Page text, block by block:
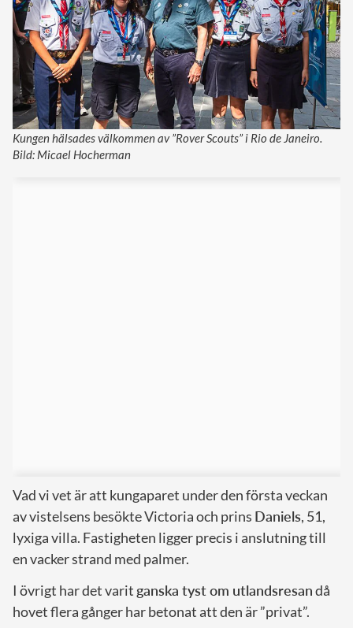
Kungen hälsades välkommen av ”Rover Scouts” i Rio de Janeiro.
Bild: Micael Hocherman
Vad vi vet är att kungaparet under den första veckan
av vistelsens besökte Victoria och prins Daniels, 51,
lyxiga villa. Fastigheten ligger precis i anslutning till
en vacker strand med palmer.
I övrigt har det varit ganska tyst om utlandsresandå
hovet flera gånger har betonat att den är ”privat”.